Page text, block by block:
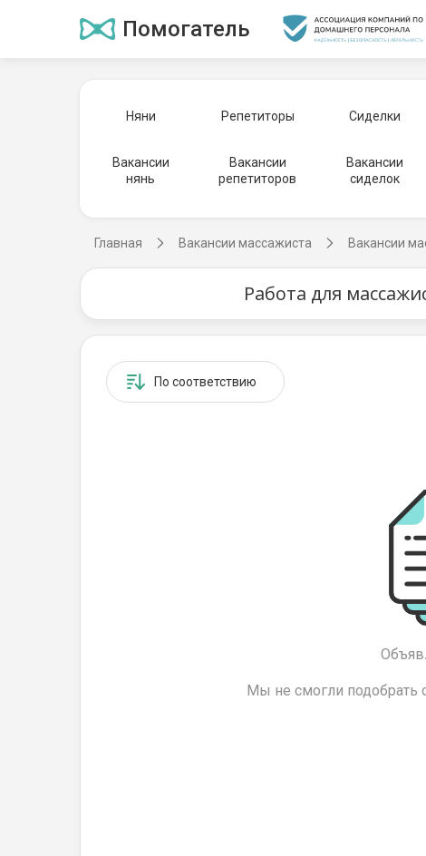
Помогатель
Няни Репетиторы Сиделки
Вакансии
нянь
Вакансии
репетиторов
Вакансии
сиделок
Главная Вакансии массажиста Вакансии
Работа для
По соответствию
Мы не смогли подобрать